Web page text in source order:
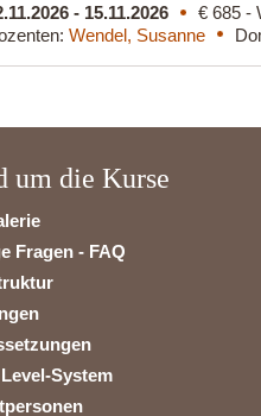
- 15.11.2026
€ 685 -
Wendel, Susanne
um die Kurse
Fragen - FAQ
System